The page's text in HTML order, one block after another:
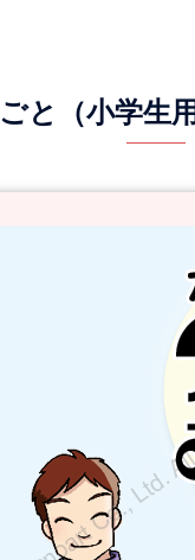
と（小学生